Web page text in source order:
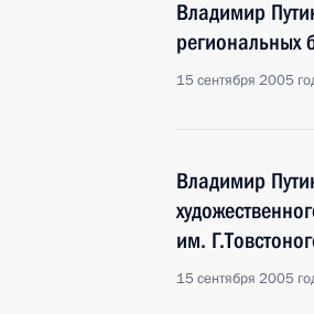
Владимир
региональных
15 сентября 2005
Владимир
им.
15 сентября 2005